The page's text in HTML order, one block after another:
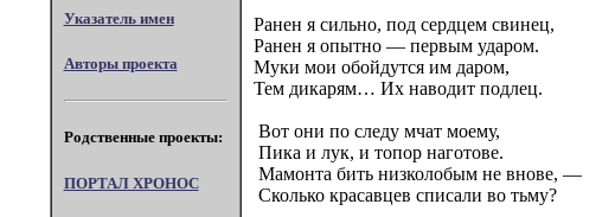
Указатель имен
Авторы проекта
Родственные проекты:
ПОРТАЛ XPOHOC
Ранен я сильно, под сердцем свинец,
Ранен я опытно — первым ударом.
Муки мои обойдутся им даром,
Тем дикарям… Их наводит подлец.
Вот они по следу мчат моему,
Пика и лук, и топор наготове.
Мамонта бить низколобым не внове, —
Сколько красавцев списали во тьму?